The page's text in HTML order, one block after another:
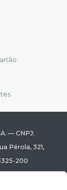
— CNPJ:
Pérola, 321,
200